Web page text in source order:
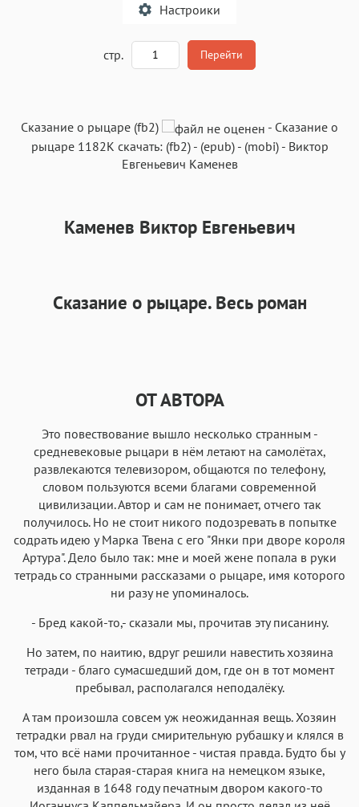
Настроики
Аа Аа Аа Аа
Аа
Iowan San Francisco Аа
SF Serif New York
Аа
Courier New
Аа
Menlo
стр. Перейти
Сказание о рыцаре (fb2) - Сказание о
рыцаре 1182K скачать: (fb2)- (epub)- (mobi)- Виктор
Евгеньевич Каменев
Каменев Виктор Евгеньевич
Сказание о рыцаре. Весь роман
ОТ АВТОРА
Это повествование вышло несколько странным -
средневековые рыцари в нём летают на самолётах,
развлекаются телевизором, общаются по телефону,
словом пользуются всеми благами современной
цивилизации. Автор и сам не понимает, отчего так
получилось. Но не стоит никого подозревать в попытке
содрать идею у Марка Твена с его "Янки при дворе короля
Артура". Дело было так: мне и моей жене попала в руки
тетрадь со странными рассказами о рыцаре, имя которого
ни разу не упоминалось.
- Бред какой-то,- сказали мы, прочитав эту писанину.
Но затем, по наитию, вдруг решили навестить хозяина
тетради - благо сумасшедший дом, где он в тот момент
пребывал, располагался неподалёку.
А там произошла совсем уж неожиданная вещь. Хозяин
тетрадки рвал на груди смирительную рубашку и клялся в
том, что всё нами прочитанное - чистая правда. Будто бы у
него была старая-старая книга на немецком языке,
изданная в 1648 году печатным двором какого-то